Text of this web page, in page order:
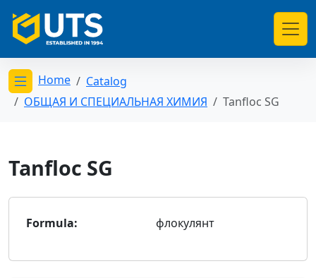
Открыть меню категорий
Home
Catalog
ОБЩАЯ И СПЕЦИАЛЬНАЯ ХИМИЯ
Tanfloc SG
Tanfloc SG
Formula: флокулянт